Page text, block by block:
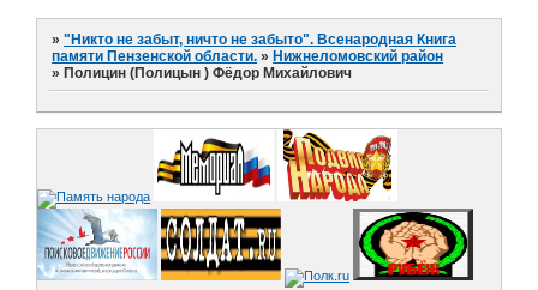
»"Никто не забыт, ничто не забыто". Всенародная Книга
памяти Пензенской области. »Нижнеломовский район
»Полицин (Полицын ) Фёдор Михайлович